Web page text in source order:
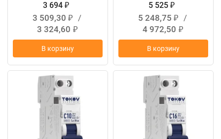
3 694 ₽
3 509,30 ₽
/
3 324,60 ₽
В корзину
5 525 ₽
5 248,75 ₽
/
4 972,50 ₽
В корзину